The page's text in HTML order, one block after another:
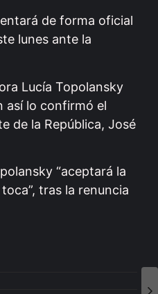
de forma oficial
lunes ante la
Lucía Topolansky
así lo confirmó el
de la República, José
“aceptará la
tras la renuncia